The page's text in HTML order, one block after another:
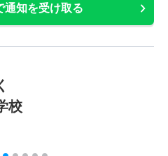
通知を受け取る
校